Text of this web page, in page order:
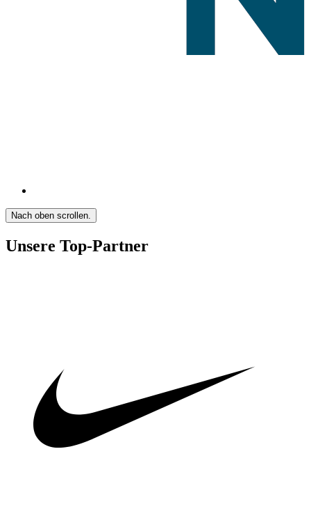
Nach oben scrollen.
Unsere Top-Partner